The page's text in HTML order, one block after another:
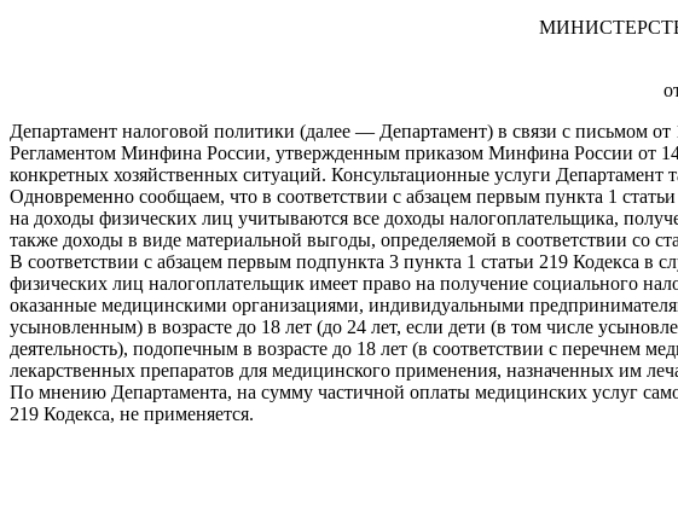
Департамент налоговой политики (далее — Департамент) в связи с письмом
Регламентом Минфина России, утвержденным приказом Минфина России от
конкретных хозяйственных ситуаций. Консультационные услуги Департамент
Одновременно сообщаем, что в соответствии с абзацем первым пункта 1
на доходы физических лиц учитываются все доходы налогоплательщика,
также доходы в виде материальной выгоды, определяемой в соответствии со
В соответствии с абзацем первым подпункта 3 пункта 1 статьи 219 Кодекса в
физических лиц налогоплательщик имеет право на получение социального
оказанные медицинскими организациями, индивидуальными
усыновленным) в возрасте до 18 лет (до 24 лет, если дети (в том числе
деятельность), подопечным в возрасте до 18 лет (в соответствии с перечнем
лекарственных препаратов для медицинского применения, назначенных им
По мнению Департамента, на сумму частичной оплаты медицинских услуг
219 Кодекса, не применяется.